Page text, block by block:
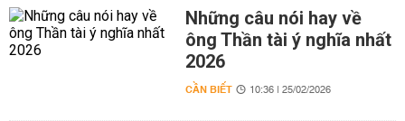
Những câu nói hay về
ông Thần tài ý nghĩa nhất
2026
CẦN BIẾT 10:36 | 25/02/2026